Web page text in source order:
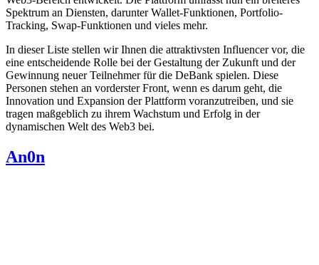
Spektrum an Diensten, darunter Wallet-Funktionen, Portfolio-
Tracking, Swap-Funktionen und vieles mehr.
In dieser Liste stellen wir Ihnen die attraktivsten Influencer vor, die
eine entscheidende Rolle bei der Gestaltung der Zukunft und der
Gewinnung neuer Teilnehmer für die DeBank spielen. Diese
Personen stehen an vorderster Front, wenn es darum geht, die
Innovation und Expansion der Plattform voranzutreiben, und sie
tragen maßgeblich zu ihrem Wachstum und Erfolg in der
dynamischen Welt des Web3 bei.
An0n